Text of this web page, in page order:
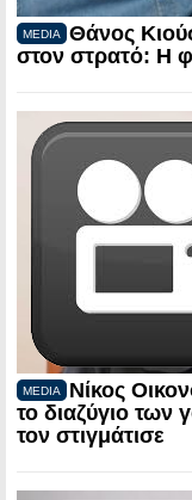
MEDIA
Θάνος
στον στρατό: Η
MEDIA
Νίκος
το διαζύγιο των
τον στιγμάτισε